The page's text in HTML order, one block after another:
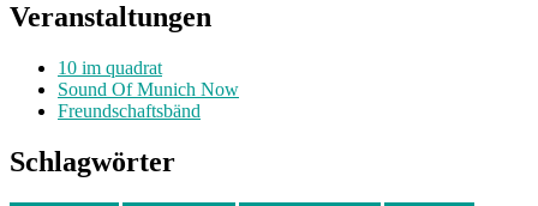
Veranstaltungen
10 im quadrat
Sound Of Munich Now
Freundschaftsbänd
Schlagwörter